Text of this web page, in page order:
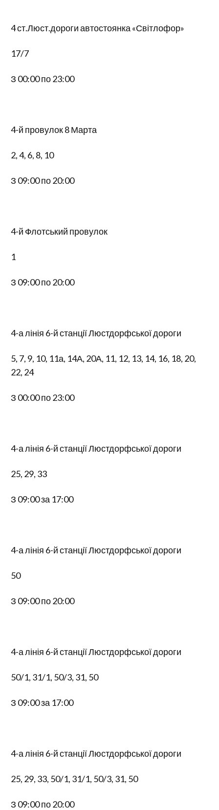
4 ст.Люст.дороги автостоянка «Світлофор»
17/7
З 00:00 по 23:00
4-й провулок 8 Марта
2, 4, 6, 8, 10
З 09:00 по 20:00
4-й Флотський провулок
1
З 09:00 по 20:00
4-а лінія 6-й станції Люстдорфської дороги
5, 7, 9, 10, 11а, 14А, 20А, 11, 12, 13, 14, 16, 18, 20,
22, 24
З 00:00 по 23:00
4-а лінія 6-й станції Люстдорфської дороги
25, 29, 33
З 09:00 за 17:00
4-а лінія 6-й станції Люстдорфської дороги
50
З 09:00 по 20:00
4-а лінія 6-й станції Люстдорфської дороги
50/1, 31/1, 50/3, 31, 50
З 09:00 за 17:00
4-а лінія 6-й станції Люстдорфської дороги
25, 29, 33, 50/1, 31/1, 50/3, 31, 50
З 09:00 по 20:00